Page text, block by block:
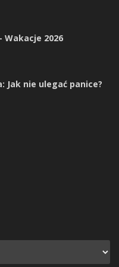
Wakacje 2026
Jak nie ulegać panice?